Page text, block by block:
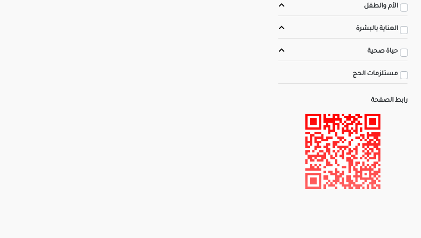
الأم والطفل
العناية بالبشرة
حياة صحية
مستلزمات الحج
رابط الصفحة